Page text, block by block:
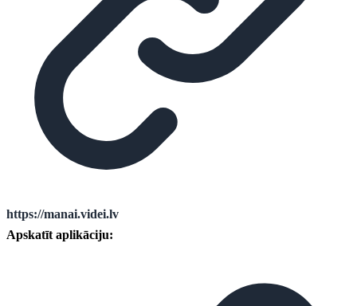
https://manai.videi.lv
Apskatīt aplikāciju: